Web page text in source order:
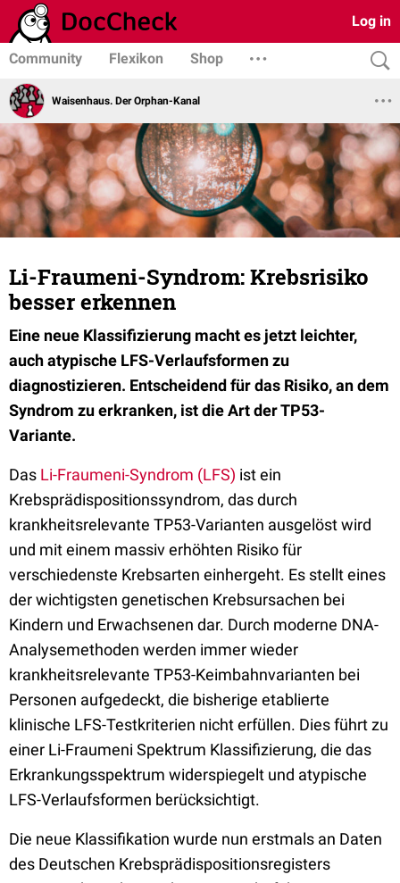
Log in
Community Flexikon Shop
Waisenhaus. Der Orphan-Kanal
Li-Fraumeni-Syndrom: Krebsrisiko
besser erkennen
Eine neue Klassifizierung macht es jetzt leichter,
auch atypische LFS-Verlaufsformen zu
diagnostizieren. Entscheidend für das Risiko, an dem
Syndrom zu erkranken, ist die Art der TP53-
Variante.
Das Li-Fraumeni-Syndrom (LFS) ist ein
Krebsprädispositionssyndrom, das durch
krankheitsrelevante TP53-Varianten ausgelöst wird
und mit einem massiv erhöhten Risiko für
verschiedenste Krebsarten einhergeht. Es stellt eines
der wichtigsten genetischen Krebsursachen bei
Kindern und Erwachsenen dar. Durch moderne DNA-
Analysemethoden werden immer wieder
krankheitsrelevante TP53-Keimbahnvarianten bei
Personen aufgedeckt, die bisherige etablierte
klinische LFS-Testkriterien nicht erfüllen. Dies führt zu
einer Li-Fraumeni Spektrum Klassifizierung, die das
Erkrankungsspektrum widerspiegelt und atypische
LFS-Verlaufsformen berücksichtigt.
Die neue Klassifikation wurde nun erstmals an Daten
des Deutschen Krebsprädispositionsregisters